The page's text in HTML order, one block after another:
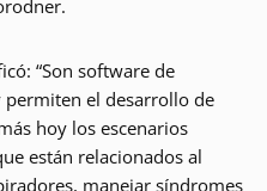
“Son software de
el desarrollo de
hoy los escenarios
están relacionados al
manejar síndromes